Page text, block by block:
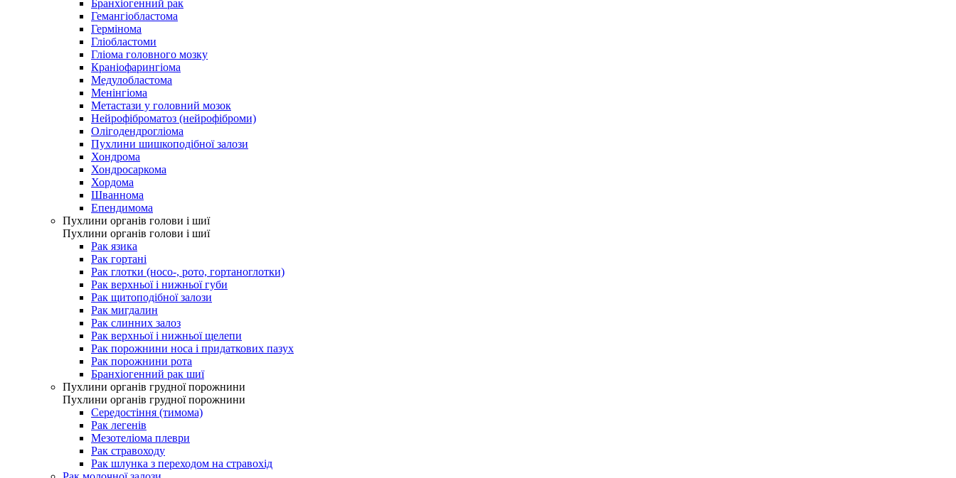
Бранхіогенний рак
Гемангіобластома
Гермінома
Гліобластоми
Гліома головного мозку
Краніофарингіома
Медулобластома
Менінгіома
Метастази у головний мозок
Нейрофіброматоз (нейрофіброми)
Олігодендрогліома
Пухлини шишкоподібної залози
Хондрома
Хондросаркома
Хордома
Шваннома
Епендимома
Пухлини органів голови і шиї
Пухлини органів голови і шиї
Рак язика
Рак гортані
Рак глотки (носо-, рото, гортаноглотки)
Рак верхньої і нижньої губи
Рак щитоподібної залози
Рак мигдалин
Рак слинних залоз
Рак верхньої і нижньої щелепи
Рак порожнини носа і придаткових пазух
Рак порожнини рота
Бранхіогенний рак шиї
Пухлини органів грудної порожнини
Пухлини органів грудної порожнини
Середостіння (тимома)
Рак легенів
Мезотеліома плеври
Рак стравоходу
Рак шлунка з переходом на стравохід